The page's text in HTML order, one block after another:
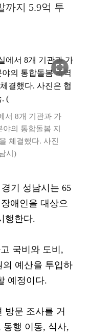
까지 5.9억 투
fullscreen
서 8개 기관과 가
야의 통합돌봄 지
체결했다. 사진
시)
기 성남시는 65
애인을 대상으
행한다.
국비와 도비,
의 예산을 투입하
예정이다.
방문 조사를 거
동행 이동, 식사,